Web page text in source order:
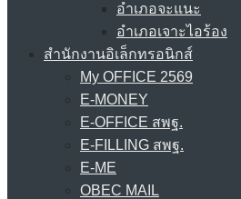
อำเภอจะแนะ
อำเภอเจาะไอร้อง
สำนักงานอิเล็กทรอนิกส์
My OFFICE 2569
E-MONEY
E-OFFICE สพฐ.
E-FILLING สพฐ.
E-ME
OBEC MAIL